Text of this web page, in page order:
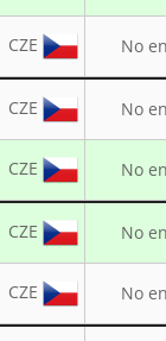
CZE No
CZE No
CZE No
CZE No
CZE No